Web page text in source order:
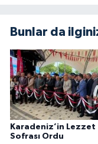
Bunlar da
Karadeniz’in Lezzet
Sofrası Ordu